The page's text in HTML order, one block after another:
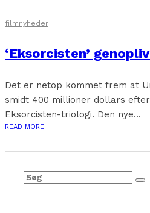
filmnyheder
‘Eksorcisten’
Det er netop kommet frem at
smidt 400 millioner dollars
Eksorcisten-triologi. Den nye...
READ MORE